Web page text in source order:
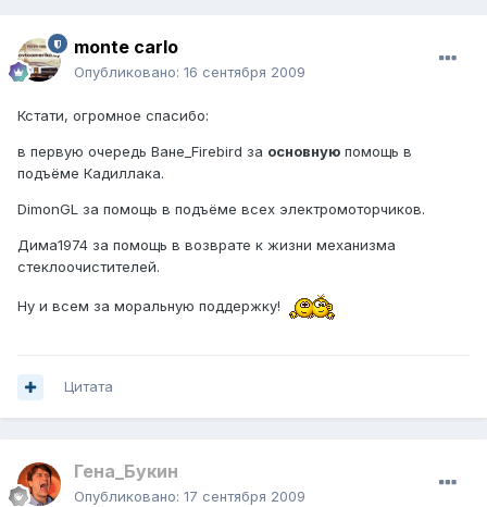
monte carlo
Опубликовано: 16 сентября 2009
Кстати, огромное спасибо:
в первую очередь Ване_Firebird за основную помощь в
подъёме Кадиллака.
DimonGL за помощь в подъёме всех электромоторчиков.
Дима1974 за помощь в возврате к жизни механизма
стеклоочистителей.
Ну и всем за моральную поддержку!
Цитата
Гена_Букин
Опубликовано: 17 сентября 2009